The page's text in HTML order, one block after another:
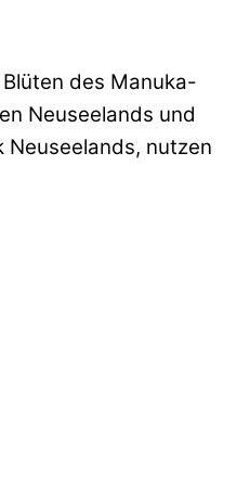
des Manuka-
Neuseelands und
Neuseelands, nutzen